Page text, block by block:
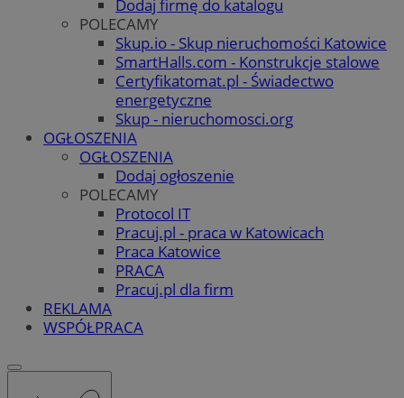
Dodaj firmę do katalogu
POLECAMY
Skup.io - Skup nieruchomości Katowice
SmartHalls.com - Konstrukcje stalowe
Certyfikatomat.pl - Świadectwo
energetyczne
Skup - nieruchomosci.org
OGŁOSZENIA
OGŁOSZENIA
Dodaj ogłoszenie
POLECAMY
Protocol IT
Pracuj.pl - praca w Katowicach
Praca Katowice
PRACA
Pracuj.pl dla firm
REKLAMA
WSPÓŁPRACA